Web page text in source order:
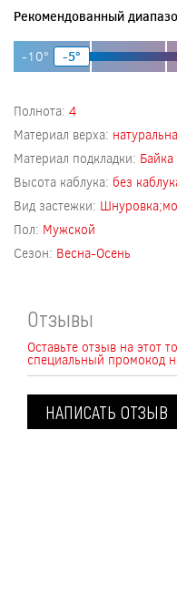
Рекомендованный
-10° -5°
Полнота: 4
Материал верха:
Материал подкладки: Байка
Высота каблука: без
Вид застежки:
Пол: Мужской
Сезон: Весна-Осень
Отзывы
Оставьте отзыв на этот
специальный промокод
НАПИСАТЬ ОТЗЫВ